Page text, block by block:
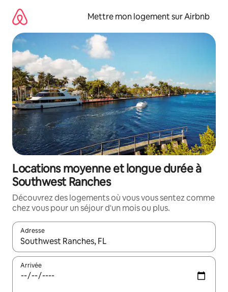
directement
contenu
Mettre mon logement sur Airbnb
Locations moyenne et longue durée à
Southwest Ranches
Découvrez des logements où vous vous sentez comme
chez vous pour un séjour d'un mois ou plus.
Adresse
Lorsque les résultats s'affichent, utilisez les flèches vers le
Arrivée